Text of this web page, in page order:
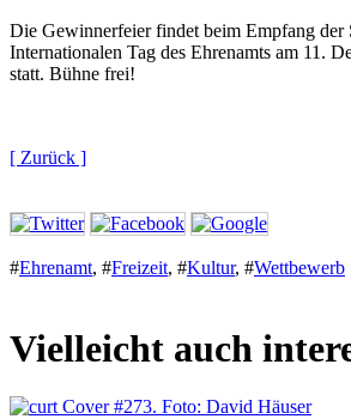
Die Gewinnerfeier findet beim Empfang der
Internationalen Tag des Ehrenamts am 11.
statt. Bühne frei!
[ Zurück ]
#Ehrenamt, #Freizeit, #Kultur, #Wettbewerb
Vielleicht auch